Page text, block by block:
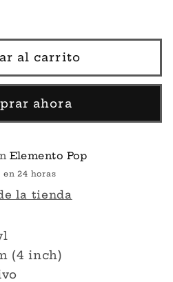
al carrito
ahora
Elemento Pop
24 horas
la tienda
(4 inch)